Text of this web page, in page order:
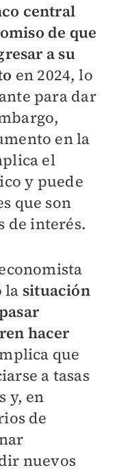
central
de que
a su
en 2024, lo
para dar
en la
el
y puede
que son
de interés.
la situación
hacer
que
a tasas
y, en
de
nuevos